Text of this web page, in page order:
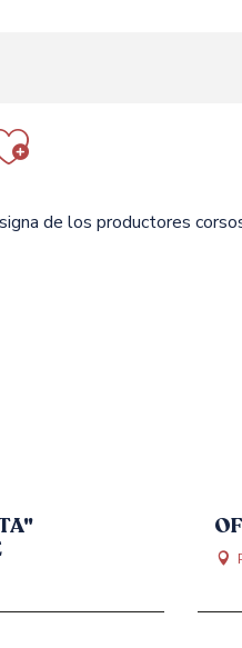
Ajouter
de los productores